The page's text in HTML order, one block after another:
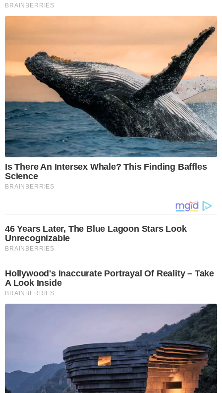
BRAINBERRIES
Is There An Intersex Whale? This Finding Baffles
Science
BRAINBERRIES
46 Years Later, The Blue Lagoon Stars Look
Unrecognizable
BRAINBERRIES
Hollywood's Inaccurate Portrayal Of Reality – Take
A Look Inside
BRAINBERRIES